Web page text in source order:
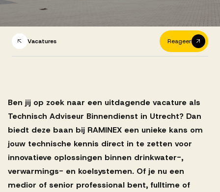
Vacatures
Successen
Succesverhalen
Vervulde vacatures
Vacatures Reageer
Ben jij op zoek naar een uitdagende vacature als
Technisch Adviseur Binnendienst in Utrecht? Dan
biedt deze baan bij RAMINEX een unieke kans om
jouw technische kennis direct in te zetten voor
innovatieve oplossingen binnen drinkwater-,
verwarmings- en koelsystemen. Of je nu een
medior of senior professional bent, fulltime of